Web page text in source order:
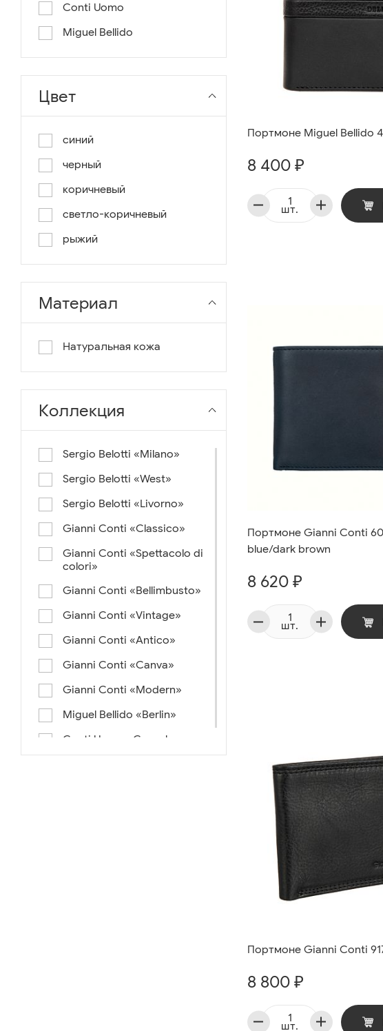
Conti Uomo
Miguel Bellido
Цвет
синий
черный
коричневый
светло-коричневый
рыжий
Материал
Натуральная кожа
Коллекция
Sergio Belotti «Milano»
Sergio Belotti «West»
Sergio Belotti «Livorno»
Gianni Conti «Classico»
Gianni Conti «Spettacolo di
colori»
Gianni Conti «Bellimbusto»
Gianni Conti «Vintage»
Gianni Conti «Antico»
Gianni Conti «Canva»
Gianni Conti «Modern»
Miguel Bellido «Berlin»
Conti Uomo «Casual»
Портмоне Miguel Bellido
8 400 ₽
шт.
Портмоне Gianni Conti
blue/dark brown
8 620 ₽
шт.
Портмоне Gianni Conti
8 800 ₽
шт.